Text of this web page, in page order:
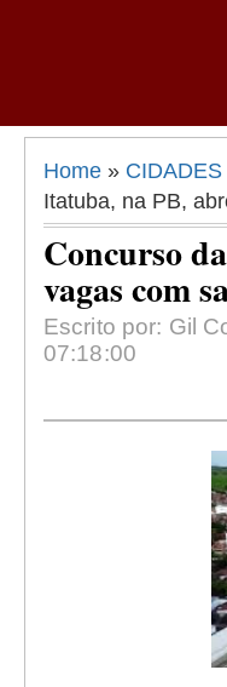
Home » CIDADES
Itatuba, na PB,
Concurso
vagas com
Escrito por: Gil
07:18:00